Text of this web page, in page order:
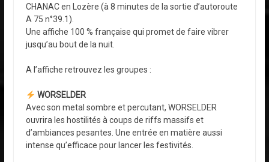
CHANAC en Lozère (à 8 minutes de la sortie d’autoroute
A 75 n°39.1).
Une affiche 100 % française qui promet de faire vibrer
jusqu’au bout de la nuit.
A l’affiche retrouvez les groupes :
WORSELDER
Avec son metal sombre et percutant, WORSELDER
ouvrira les hostilités à coups de riffs massifs et
d’ambiances pesantes. Une entrée en matière aussi
intense qu’efficace pour lancer les festivités.